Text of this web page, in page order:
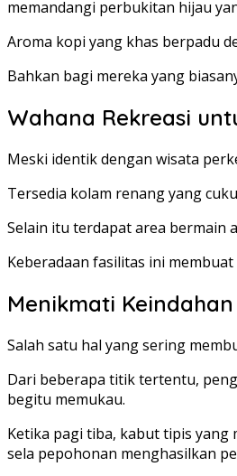
memandangi perbukitan hijau
Aroma kopi yang khas berpadu
Bahkan bagi mereka yang
Wahana Rekreasi
Meski identik dengan wisata
Tersedia kolam renang yang
Selain itu terdapat area bermain
Keberadaan fasilitas ini
Menikmati
Salah satu hal yang sering
Dari beberapa titik tertentu,
begitu memukau.
Ketika pagi tiba, kabut tipis yang
sela pepohonan menghasilkan